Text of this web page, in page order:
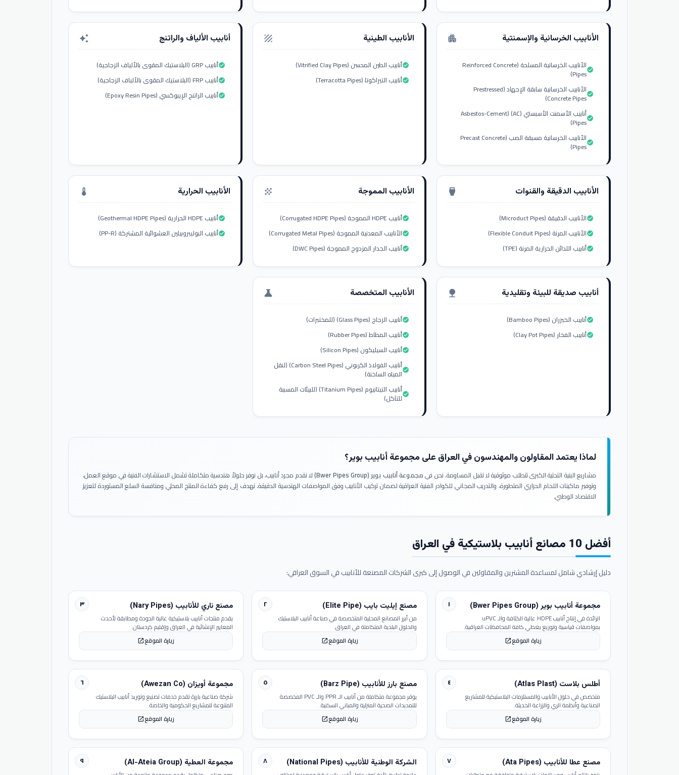
الأنابيب الخرسانية والإسمنتية apartment
الأنابيب الخرسانية المسلحة (Reinforced Concrete
Pipes)check_circle
الأنابيب الخرسانية سابقة الإجهاد (Prestressed
Concrete Pipes)check_circle
أنابيب الأسمنت الأسبستي (AC) (Asbestos-Cement
Pipes)check_circle
الأنابيب الخرسانية مسبقة الصب (Precast Concrete
Pipes)check_circle
الأنابيب الطينية texture
أنابيب الطين المحسن (Vitrified Clay Pipes)check_circle
أنابيب التيراكوتا (Terracotta Pipes)check_circle
أنابيب الألياف والراتنج auto_awesome
أنابيب GRP (البلاستيك المقوى بالألياف الزجاجية)check_circle
أنابيب FRP (البلاستيك المقوى بالألياف الزجاجية)check_circle
أنابيب الراتنج الإيبوكسي (Epoxy Resin Pipes)check_circle
الأنابيب الدقيقة والقنوات settings_input_hdmi
الأنابيب الدقيقة (Microduct Pipes)check_circle
الأنابيب المرنة (Flexible Conduit Pipes)check_circle
أنابيب اللدائن الحرارية المرنة (TPE)check_circle
الأنابيب المموجة grain
أنابيب HDPE المموجة (Corrugated HDPE Pipes)check_circle
الأنابيب المعدنية المموجة (Corrugated Metal Pipes)check_circle
أنابيب الجدار المزدوج المموجة (DWC Pipes)check_circle
الأنابيب الحرارية thermostat
أنابيب HDPE الحرارية (Geothermal HDPE Pipes)check_circle
أنابيب البوليبروبيلين العشوائية المشتركة (PP-R)check_circle
أنابيب صديقة للبيئة وتقليدية nature
أنابيب الخيزران (Bamboo Pipes)check_circle
أنابيب الفخار (Clay Pot Pipes)check_circle
الأنابيب المتخصصة science
أنابيب الزجاج (Glass Pipes) (للمختبرات)check_circle
أنابيب المطاط (Rubber Pipes)check_circle
أنابيب السيليكون (Silicon Pipes)check_circle
أنابيب الفولاذ الكربوني (Carbon Steel Pipes) (لنقل
المياه الساخنة)check_circle
أنابيب التيتانيوم (Titanium Pipes) (للبيئات المسببة
للتآكل)check_circle
لماذا يعتمد المقاولون والمهندسون في العراق على مجموعة أنابيب بوير؟
مشاريع البنية التحتية الكبرى تتطلب موثوقية لا تقبل المساومة. نحن فيمجموعة أنابيب بوير (Bwer Pipes Group)
لا نقدم مجرد أنابيب، بل نوفر حلولاً هندسية متكاملة تشمل الاستشارات الفنية في موقع العمل،
وتوفير ماكينات اللحام الحراري المتطورة، والتدريب المجاني للكوادر الفنية العراقية لضمان تركيب الأنابيب وفق المواصفات الهندسية الدقيقة. نهدف إلى رفع كفاءة المنتج المحلي ومنافسة السلع المستوردة لتعزيز
الاقتصاد الوطني.
أفضل 10 مصانع أنابيب بلاستيكية في العراق
دليل إرشادي شامل لمساعدة المشترين والمقاولين في الوصول إلى كبرى الشركات المصنعة للأنابيب في السوق العراقي:
١ مجموعة أنابيب بوير (Bwer Pipes Group)
الرائدة في إنتاج أنابيب HDPE عالية الكثافة والـ uPVC
بمواصفات قياسية وتوزيع يغطي كافة المحافظات العراقية.
زيارة الموقعopen_in_new
٢ مصنع إيليت بايب (Elite Pipe)
من أبرز المصانع المحلية المتخصصة في صناعة أنابيب البلاستيك
والحلول البلدية المتكاملة في العراق.
زيارة الموقعopen_in_new
٣ مصنع ناري للأنابيب (Nary Pipes)
يقدم منتجات أنابيب بلاستيكية عالية الجودة ومطابقة لأحدث
المعايير الإنشائية في العراق وإقليم كردستان.
زيارة الموقعopen_in_new
٤ أطلس بلاست (Atlas Plast)
متخصص في حلول الأنابيب والمستلزمات البلاستيكية للمشاريع
الصناعية وأنظمة الري والزراعة الحديثة.
زيارة الموقعopen_in_new
٥ مصنع بارز للأنابيب (Barz Pipe)
يوفر مجموعة متكاملة من أنابيب الـ PPR والـ PVC المخصصة
للتمديدات الصحية المنزلية والمباني السكنية.
زيارة الموقعopen_in_new
٦ مجموعة أويزان (Awezan Co)
شركة صناعية بارزة تقدم خدمات تصنيع وتوريد أنابيب البلاستيك
المتنوعة للمشاريع الحكومية والخاصة.
زيارة الموقعopen_in_new
٧ مصنع عطا للأنابيب (Ata Pipes) ٨ الشركة الوطنية للأنابيب (National Pipes) ٩ مجموعة العطية (Al-Ateia Group)